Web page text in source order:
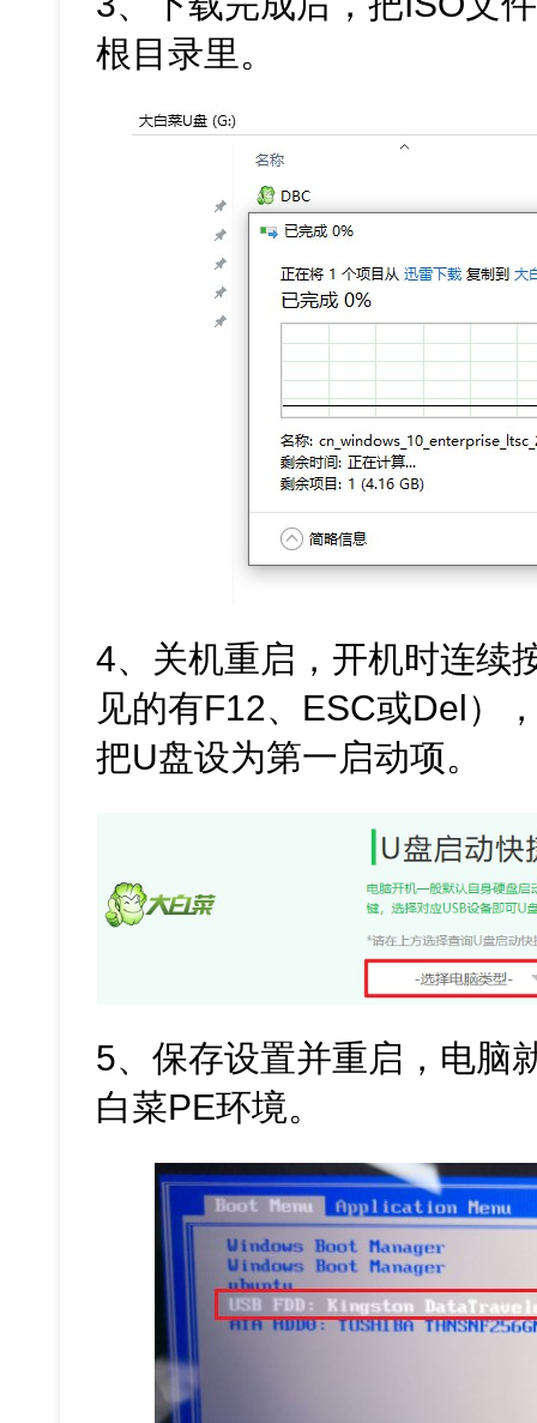
根目录里。
4、关机重启，开机时连续
见的有F12、ESC或Del）
把U盘设为第一启动项。
5、保存设置并重启，电脑
白菜PE环境。